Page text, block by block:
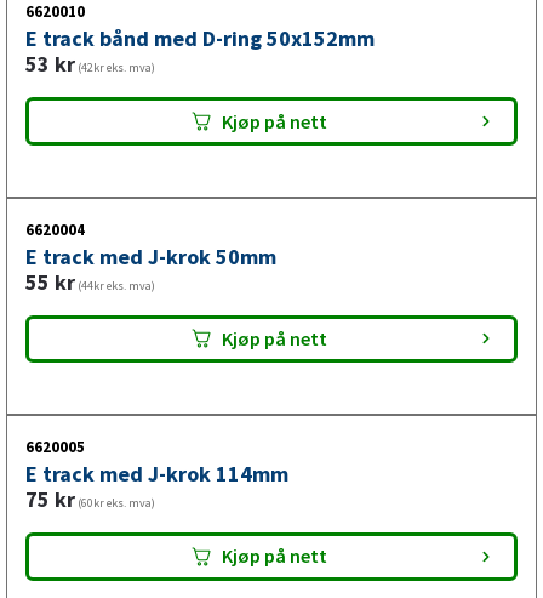
6620010
E track bånd med D-ring 50x152mm
53 kr (42kr eks. mva)
Kjøp på nett
6620004
E track med J-krok 50mm
55 kr (44kr eks. mva)
Kjøp på nett
6620005
E track med J-krok 114mm
75 kr (60kr eks. mva)
Kjøp på nett